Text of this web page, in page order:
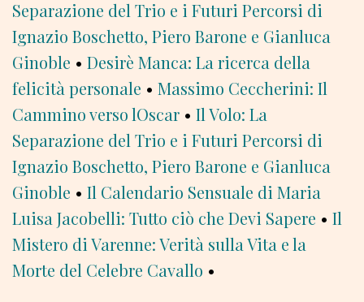
Separazione del Trio e i Futuri Percorsi di
Ignazio Boschetto, Piero Barone e Gianluca
Ginoble • Desirè Manca: La ricerca della
felicità personale • Massimo Ceccherini: Il
Cammino verso lOscar • Il Volo: La
Separazione del Trio e i Futuri Percorsi di
Ignazio Boschetto, Piero Barone e Gianluca
Ginoble • Il Calendario Sensuale di Maria
Luisa Jacobelli: Tutto ciò che Devi Sapere • Il
Mistero di Varenne: Verità sulla Vita e la
Morte del Celebre Cavallo •